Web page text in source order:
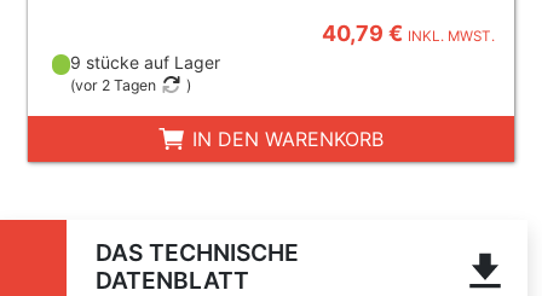
40,79 € INKL. MWST.
9 stücke auf Lager
(vor 2 Tagen )
IN DEN WARENKORB
DAS TECHNISCHE
DATENBLATT